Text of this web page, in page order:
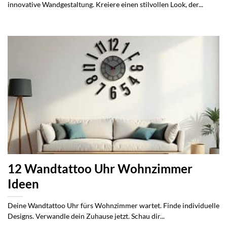
innovative Wandgestaltung. Kreiere einen stilvollen Look, der...
12 Wandtattoo Uhr Wohnzimmer
Ideen
Deine Wandtattoo Uhr fürs Wohnzimmer wartet. Finde individuelle
Designs. Verwandle dein Zuhause jetzt. Schau dir...